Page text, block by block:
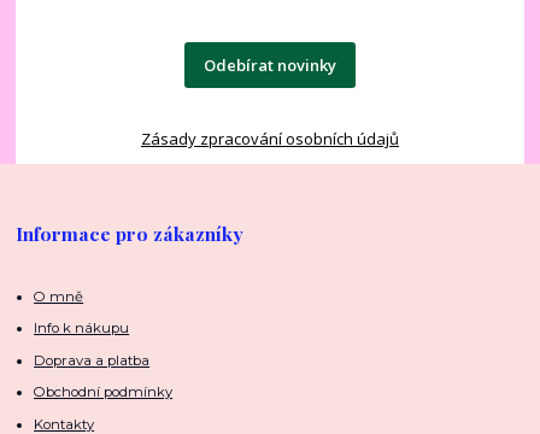
Odebírat novinky
Zásady zpracování osobních údajů
Informace pro zákazníky
O mně
Info k nákupu
Doprava a platba
Obchodní podmínky
Kontakty